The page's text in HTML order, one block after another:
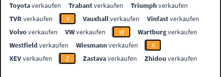
Toyotaverkaufen Trabantverkaufen Triumphverkaufen
TVR verkaufen V Vauxhallverkaufen Vinfastverkaufen
Volvoverkaufen VWverkaufen W Wartburgverkaufen
Westfieldverkaufen Wiesmannverkaufen
X
XEVverkaufen Z Zastavaverkaufen Zhidou verkaufen